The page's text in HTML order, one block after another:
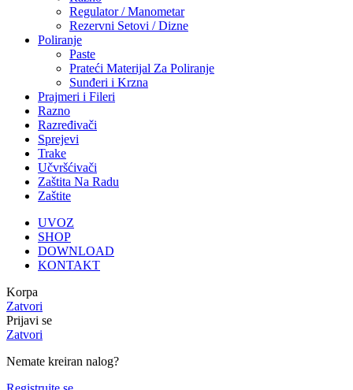
Regulator / Manometar
Rezervni Setovi / Dizne
Poliranje
Paste
Prateći Materijal Za Poliranje
Sunđeri i Krzna
Prajmeri i Fileri
Razno
Razređivači
Sprejevi
Trake
Učvršćivači
Zaštita Na Radu
Zaštite
UVOZ
SHOP
DOWNLOAD
KONTAKT
Korpa
Zatvori
Prijavi se
Zatvori
Nemate kreiran nalog?